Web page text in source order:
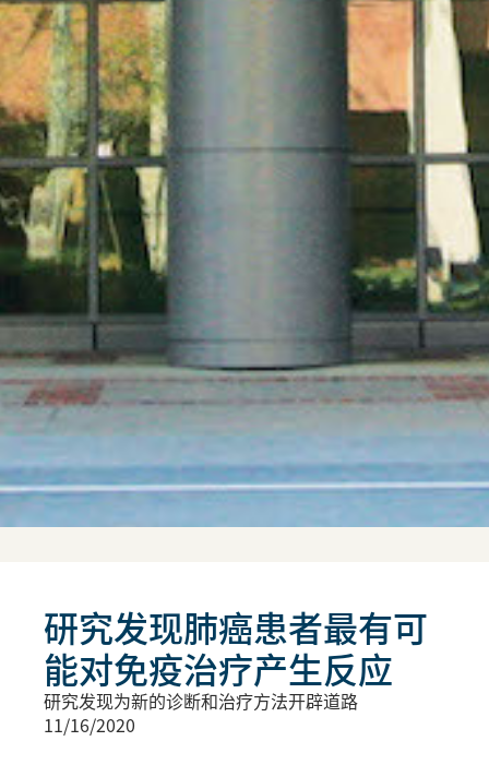
研究发现肺癌患者最有可
能对免疫治疗产生反应
研究发现为新的诊断和治疗方法开辟道路
11/16/2020